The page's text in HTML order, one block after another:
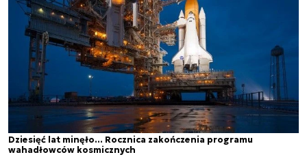
Dziesięć lat minęło... Rocznica zakończenia programu
wahadłowców kosmicznych